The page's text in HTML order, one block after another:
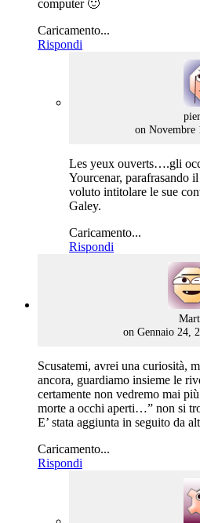
computer 🙂
Caricamento...
Rispondi
on Novembre
Les yeux ouverts….gli
Yourcenar, parafrasando
voluto intitolare le sue
Galey.
Caricamento...
Rispondi
on Gennaio 24,
Scusatemi, avrei una curiosità,
ancora, guardiamo insieme le
certamente non vedremo mai
morte a occhi aperti…” non si
E’ stata aggiunta in seguito da
Caricamento...
Rispondi